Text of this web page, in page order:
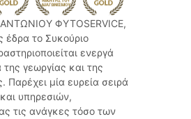
ΑΝΤΩΝΙΟΥ ΦΥΤΟSERVICE,
έδρα το Συκούριο
ενεργά
γεωργίας και της
Παρέχει μία ευρεία σειρά
υπηρεσιών,
τις ανάγκες τόσο των